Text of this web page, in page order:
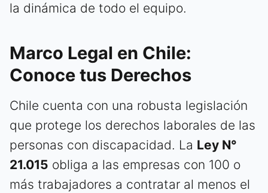
la dinámica de todo el equipo.
Marco Legal en Chile:
Conoce tus Derechos
Chile cuenta con una robusta legislación
que protege los derechos laborales de las
personas con discapacidad. La Ley N°
21.015 obliga a las empresas con 100 o
más trabajadores a contratar al menos el